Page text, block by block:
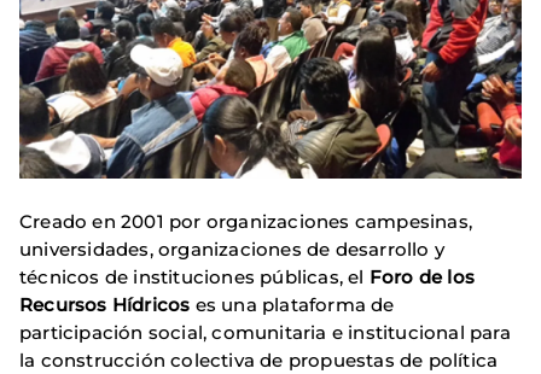
Creado en 2001 por organizaciones campesinas,
universidades, organizaciones de desarrollo y
técnicos de instituciones públicas, el Foro de los
Recursos Hídricos es una plataforma de
participación social, comunitaria e institucional para
la construcción colectiva de propuestas de política